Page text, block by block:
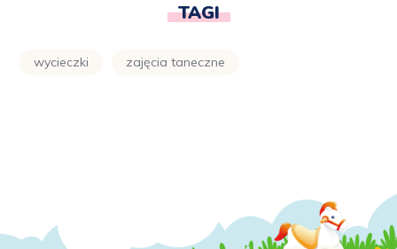
TAGI
wycieczki zajęcia taneczne